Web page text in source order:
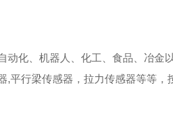
化、机器人、化工、食品、冶金
平行梁传感器，拉力传感器等等，